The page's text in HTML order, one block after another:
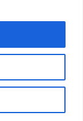
Diseño web